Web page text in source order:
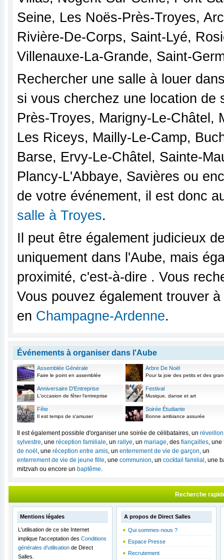
Seine, Les Noës-Près-Troyes,
Rivière-De-Corps, Saint-Lyé,
Villenauxe-La-Grande, Saint-
Rechercher une salle à louer
si vous cherchez une location de
Près-Troyes, Marigny-Le-Châtel,
Les Riceys, Mailly-Le-Camp,
Barse, Ervy-Le-Châtel, Sainte-
Plancy-L'Abbaye, Savières ou
de votre événement, il est donc
salle à Troyes.
Il peut être également judicieux
uniquement dans l'Aube, mais
proximité, c'est-à-dire . Vous
Vous pouvez également trouver
en Champagne-Ardenne.
Événements à organiser dans l'Aube
Assemblée Générale
Faire le point en assemblée
Arbre De Noël
Pour la joie des petits et des
Anniversaire D'Entreprise
L'occasion de fêter l'entreprise
Festival
Musique, danse et art
Fête
Il est temps de s'amuser
Soirée Étudiante
Bonne ambiance assurée
Il est également possible d'organiser une soirée de célibataires, un
sylvestre, une réception familiale, un rallye, un mariage, des fiançailles, une
de noël , une réception entre amis, un enterrement de vie de garçon, un
enterrement de vie de jeune fille, une communion, un cocktail familial , une
mitzvah ou encore un baptême.
Recherche
Mentions légales
L'utilisation de ce site Internet
implique l'acceptation des Conditions
générales d'utilisation de Direct
Salles.
A propos de Direct Salles
Qui sommes-nous ?
Espace Presse
Recrutement